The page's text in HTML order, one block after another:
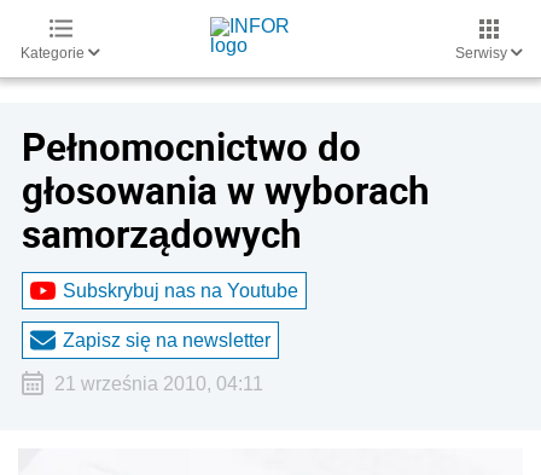
Kategorie Serwisy
Pełnomocnictwo do
głosowania w wyborach
samorządowych
Subskrybuj nas na Youtube
Zapisz się na newsletter
21 września 2010, 04:11